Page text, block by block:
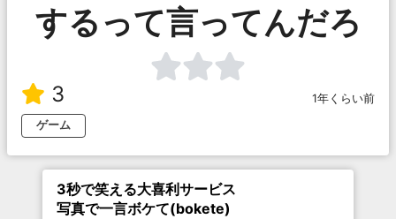
するって言ってんだろ
3
1年くらい前
ゲーム
3秒で笑える大喜利サービス
写真で一言ボケて(bokete)